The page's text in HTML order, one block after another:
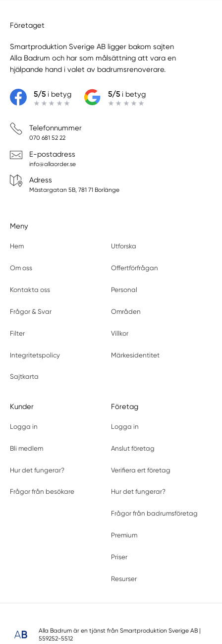
Företaget
Smartproduktion Sverige AB ligger bakom sajten
Alla Badrum och har som målsättning att vara en
hjälpande hand i valet av badrumsrenoverare.
5/5i betyg 5/5i betyg
Telefonnummer
070 681 52 22
E-postadress
info@allaorder.se
Adress
Mästargatan 5B, 781 71 Borlänge
Meny
Hem Utforska
Om oss Offertförfrågan
Kontakta oss Personal
Frågor & Svar Områden
Filter Villkor
Integritetspolicy Märkesidentitet
Sajtkarta
Kunder
Logga in
Bli medlem
Hur det fungerar?
Frågor från besökare
Företag
Logga in
Anslut företag
Verifiera ert företag
Hur det fungerar?
Frågor från badrumsföretag
Premium
Priser
Resurser
Alla Badrum är en tjänst från Smartproduktion Sverige AB|
559252-5512